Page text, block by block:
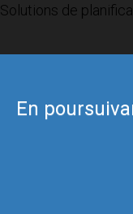
En
Solutions de